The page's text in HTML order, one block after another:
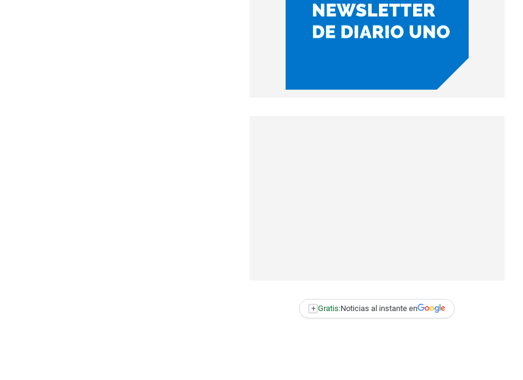
+ Gratis:Noticias al instante en